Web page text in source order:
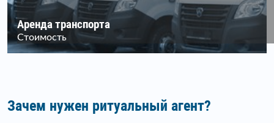
Аренда транспорта
Стоимость
Зачем нужен ритуальный агент?